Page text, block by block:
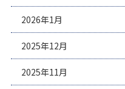
2026年1月
2025年12月
2025年11月